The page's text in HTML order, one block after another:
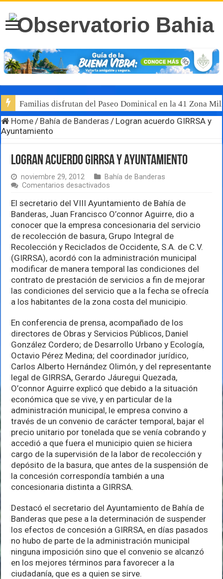
Familias disfrutan del Paseo Dominical en la 41 Zona
Home / Bahía de Banderas / Logran acuerdo GIRRSA y
Ayuntamiento
Logran acuerdo GIRRSA y Ayuntamiento
noviembre 29, 2012
Bahía de Banderas
Comentarios desactivados
acuerdo
GIRRSA
y
Ayuntamiento
El secretario del VIII Ayuntamiento de Bahía de
Banderas, Juan Francisco O’connor Aguirre, dio a
conocer que la empresa concesionaria del servicio
de recolección de basura, Grupo Integral de
Recolección y Reciclados de Occidente, S.A. de C.V.
(GIRRSA), acordó con la administración municipal
modificar de manera temporal las condiciones del
contrato de prestación de servicios a fin de mejorar
las condiciones del servicio que a la fecha se ofrecía
a los habitantes de la zona costa del municipio.
En conferencia de prensa, acompañado de los
directores de Obras y Servicios Públicos, Daniel
González Cordero; de Desarrollo Urbano y Ecología,
Octavio Pérez Medina; del coordinador jurídico,
Carlos Alberto Hernández Olimón, y del representante
legal de GIRRSA, Gerardo Jáuregui Quezada,
O’connor Aguirre explicó que debido a la situación
económica que se vive, y en particular de la
administración municipal, le empresa convino a
través de un convenio de carácter temporal, bajar el
precio unitario por tonelada que se venía cobrando y
accedió a que fuera el municipio quien se hiciera
cargo de la supervisión de la labor de recolección y
depósito de la basura, que antes de la suspensión de
la concesión correspondía también a una
concesionaria distinta a GIRRSA.
Destacó el secretario del Ayuntamiento de Bahía de
Banderas que pese a la determinación de suspender
los efectos de concesión a GIRRSA, en días pasados
no hubo de parte de la administración municipal
ninguna imposición sino que el convenio se alcanzó
en los mejores términos para favorecer a la
ciudadanía, que es a quien se sirve.